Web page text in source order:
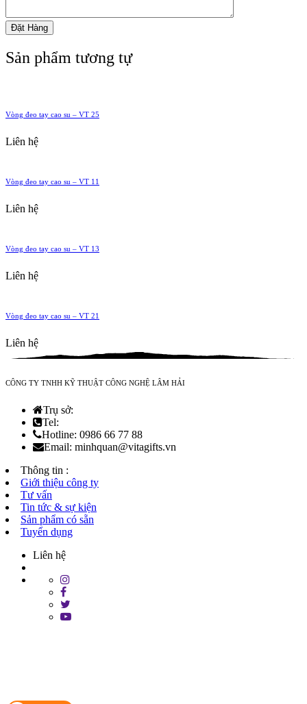
Sản phẩm tương tự
Vòng đeo tay cao su – VT 25
Liên hệ
Vòng đeo tay cao su – VT 11
Liên hệ
Vòng đeo tay cao su – VT 13
Liên hệ
Vòng đeo tay cao su – VT 21
Liên hệ
CÔNG TY TNHH KỸ THUẬT CÔNG NGHỆ LÂM HẢI
Trụ sở:
Tel:
Hotline: 0986 66 77 88
Email: minhquan@vitagifts.vn
Thông tin :
Giới thiệu công ty
Tư vấn
Tin tức & sự kiện
Sản phẩm có sẵn
Tuyển dụng
Liên hệ